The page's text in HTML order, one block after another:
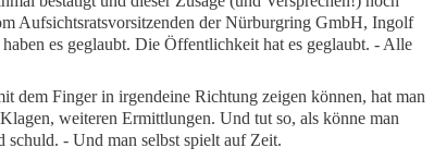
Aufsichtsratsvorsitzenden der Nürburgring GmbH, Ingolf
es geglaubt. Die Öffentlichkeit hat es geglaubt. - Alle
dem Finger in irgendeine Richtung zeigen können, hat man
weiteren Ermittlungen. Und tut so, als könne man
- Und man selbst spielt auf Zeit.